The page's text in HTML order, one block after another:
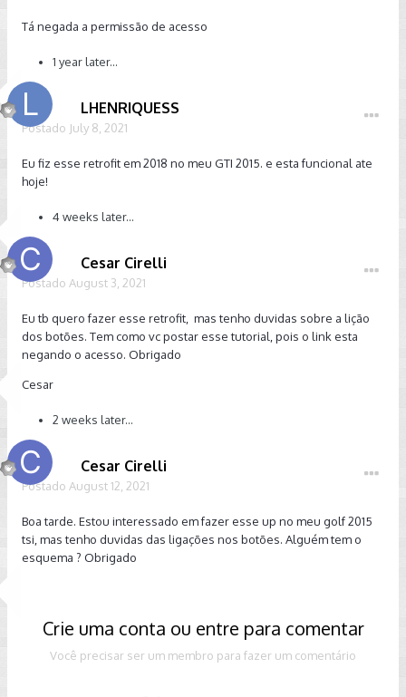
Tá negada a permissão de acesso
1 year later...
LHENRIQUESS
Postado July 8, 2021
Eu fiz esse retrofit em 2018 no meu GTI 2015. e esta funcional ate
hoje!
4 weeks later...
Cesar Cirelli
Postado August 3, 2021
Eu tb quero fazer esse retrofit, mas tenho duvidas sobre a lição
dos botões. Tem como vc postar esse tutorial, pois o link esta
negando o acesso. Obrigado
Cesar
2 weeks later...
Cesar Cirelli
Postado August 12, 2021
Boa tarde. Estou interessado em fazer esse up no meu golf 2015
tsi, mas tenho duvidas das ligações nos botões. Alguém tem o
esquema ? Obrigado
Crie uma conta ou entre para comentar
Você precisar ser um membro para fazer um comentário